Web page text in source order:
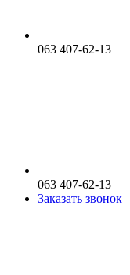
063 407-62-13
063 407-62-13
Заказать звонок